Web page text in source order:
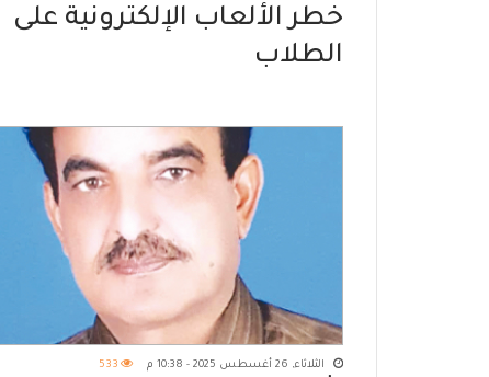
خطر الألعاب الإلكترونية على
الطلاب
الثلاثاء, 26 أغسطس 2025 - 10:38 م 533